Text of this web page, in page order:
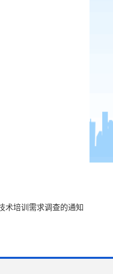
术培训需求调查的通知